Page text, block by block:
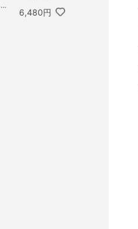
6,480円